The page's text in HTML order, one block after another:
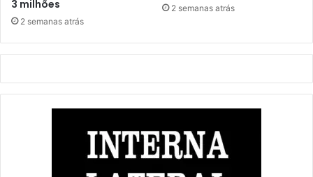
3 milhões
2 semanas atrás
2 semanas atrás